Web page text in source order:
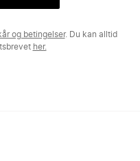
og betingelser. Du kan alltid
her.